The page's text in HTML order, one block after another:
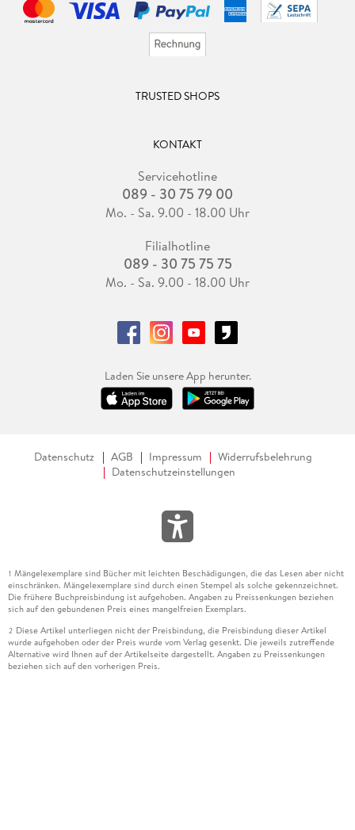
TRUSTED SHOPS
KONTAKT
Servicehotline
089 - 30 75 79 00
Mo. - Sa. 9.00 - 18.00 Uhr
Filialhotline
089 - 30 75 75 75
Mo. - Sa. 9.00 - 18.00 Uhr
Laden Sie unsere App herunter.
Datenschutz AGB Impressum
Widerrufsbelehrung
Datenschutzeinstellungen
1 Mängelexemplare sind Bücher mit leichten Beschädigungen, die das Lesen aber nicht
einschränken. Mängelexemplare sind durch einen Stempel als solche gekennzeichnet.
Die frühere Buchpreisbindung ist aufgehoben. Angaben zu Preissenkungen beziehen
sich auf den gebundenen Preis eines mangelfreien Exemplars.
2 Diese Artikel unterliegen nicht der Preisbindung, die Preisbindung dieser Artikel
wurde aufgehoben oder der Preis wurde vom Verlag gesenkt. Die jeweils zutreffende
Alternative wird Ihnen auf der Artikelseite dargestellt. Angaben zu Preissenkungen
beziehen sich auf den vorherigen Preis.